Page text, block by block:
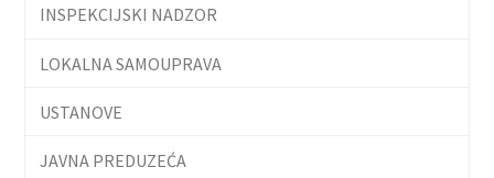
INSPEKCIJSKI NADZOR
LOKALNA SAMOUPRAVA
USTANOVE
JAVNA PREDUZEĆA